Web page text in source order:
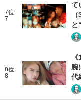
7位
7
て
と
8位
8
腕
代